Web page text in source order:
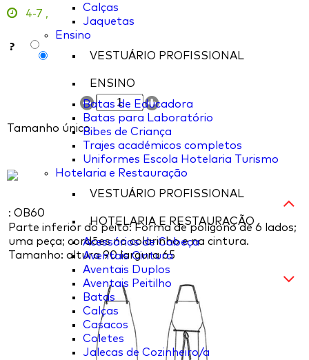
Calças
Jaquetas
Ensino
VESTUÁRIO PROFISSIONAL
ENSINO
Batas de Educadora
Batas para Laboratório
Bibes de Criança
Trajes académicos completos
Uniformes Escola Hotelaria Turismo
Hotelaria e Restauração
VESTUÁRIO PROFISSIONAL
HOTELARIA E RESTAURAÇÃO
Acessórios de Cabeça
Aventais Cintura
Aventais Duplos
Aventais Peitilho
Batas
Calças
Casacos
Coletes
Jalecas de Cozinheiro/a
4-7 ,
?
Tamanho único
: OB60
Parte inferior do peito: Forma de polígono de 6 lados;
uma peça; cordões no colarinho e na cintura.
Tamanho: altura 90 largura 65